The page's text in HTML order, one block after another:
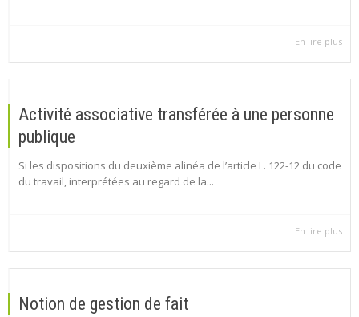
En lire plus
Activité associative transférée à une personne
publique
Si les dispositions du deuxième alinéa de l’article L. 122-12 du code
du travail, interprétées au regard de la...
En lire plus
Notion de gestion de fait